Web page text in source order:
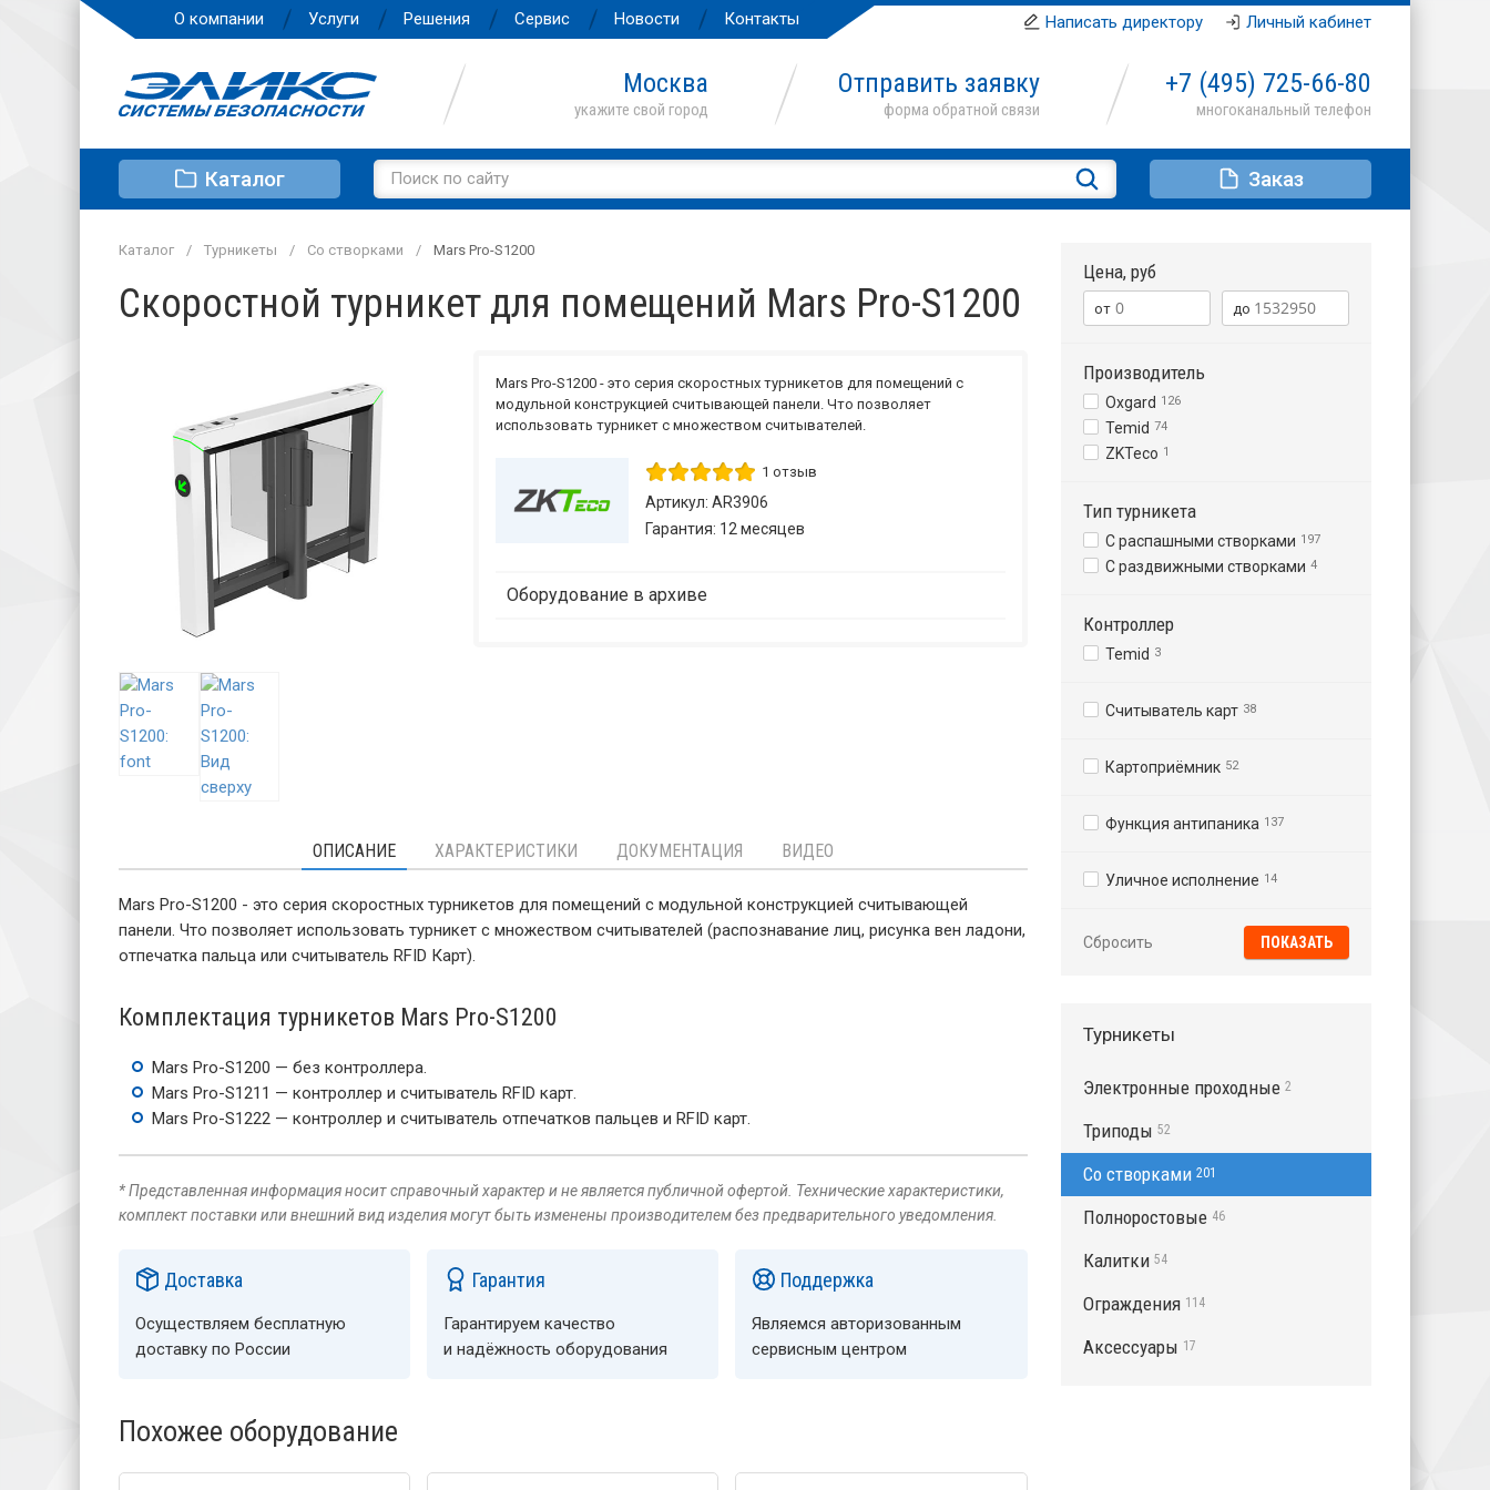
О компании Услуги Решения Сервис Новости Контакты Написать директору Личный кабинет
Москва Отправить заявку +7 (495) 725-66-80
Каталог Заказ
Каталог Турникеты Со створками Mars Pro-S1200
Скоростной турникет для помещений Mars Pro-S1200
Mars Pro-S1200 - это серия скоростных турникетов для помещений с
модульной конструкцией считывающей панели. Что позволяет
использовать турникет с множеством считывателей.
1 отзыв
Артикул: AR3906
Гарантия: 12 месяцев
Оборудование в архиве
ОПИСАНИЕ ХАРАКТЕРИСТИКИ ДОКУМЕНТАЦИЯ ВИДЕО
Mars Pro-S1200 - это серия скоростных турникетов для помещений с модульной конструкцией считывающей
панели. Что позволяет использовать турникет с множеством считывателей (распознавание лиц, рисунка вен ладони,
отпечатка пальца или считыватель RFID Карт).
Комплектация турникетов Mars Pro-S1200
Mars Pro-S1200 — без контроллера.
Mars Pro-S1211 — контроллер и считыватель RFID карт.
Mars Pro-S1222 — контроллер и считыватель отпечатков пальцев и RFID карт.
* Представленная информация носит справочный характер и не является публичной офертой. Технические характеристики,
комплект поставки или внешний вид изделия могут быть изменены производителем без предварительного уведомления.
Доставка
Осуществляем бесплатную
доставку по России
Гарантия
Гарантируем качество
и надёжность оборудования
Поддержка
Являемся авторизованным
сервисным центром
Похожее оборудование
Цена, руб
Производитель
Oxgard 126
Temid 74
ZKTeco 1
Тип турникета
С распашными створками 197
С раздвижными створками 4
Контроллер
Temid 3
Считыватель карт 38
Картоприёмник 52
Функция антипаника 137
Уличное исполнение 14
Сбросить
Турникеты
Электронные проходные 2
Триподы 52
Со створками 201
Полноростовые 46
Калитки 54
Ограждения 114
Аксессуары 17